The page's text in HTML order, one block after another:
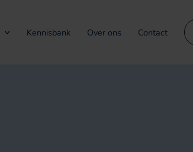
Kennisbank Over ons Contact